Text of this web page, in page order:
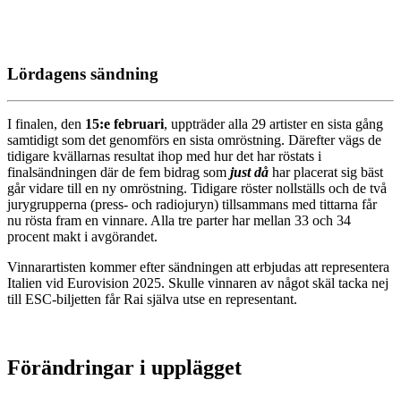
Lördagens sändning
I finalen, den 15:e februari, uppträder alla 29 artister en sista gång
samtidigt som det genomförs en sista omröstning. Därefter vägs de
tidigare kvällarnas resultat ihop med hur det har röstats i
finalsändningen där de fem bidrag som just då har placerat sig bäst
går vidare till en ny omröstning. Tidigare röster nollställs och de två
jurygrupperna (press- och radiojuryn) tillsammans med tittarna får
nu rösta fram en vinnare. Alla tre parter har mellan 33 och 34
procent makt i avgörandet.
Vinnarartisten kommer efter sändningen att erbjudas att representera
Italien vid Eurovision 2025. Skulle vinnaren av något skäl tacka nej
till ESC-biljetten får Rai själva utse en representant.
Förändringar i upplägget